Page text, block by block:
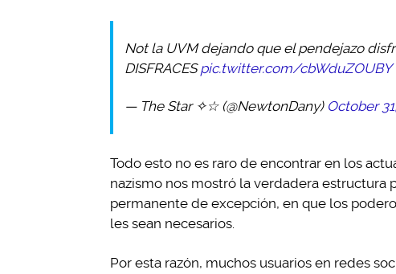
Not la UVM dejando que el pendejazo
DISFRACESpic.twitter.com/cbWduZOUBY
— The Star ✧☆ (@NewtonDany) October
Todo esto no es raro de encontrar en los
nazismo nos mostró la verdadera
permanente de excepción, en que los
les sean necesarios.
Por esta razón, muchos usuarios en redes